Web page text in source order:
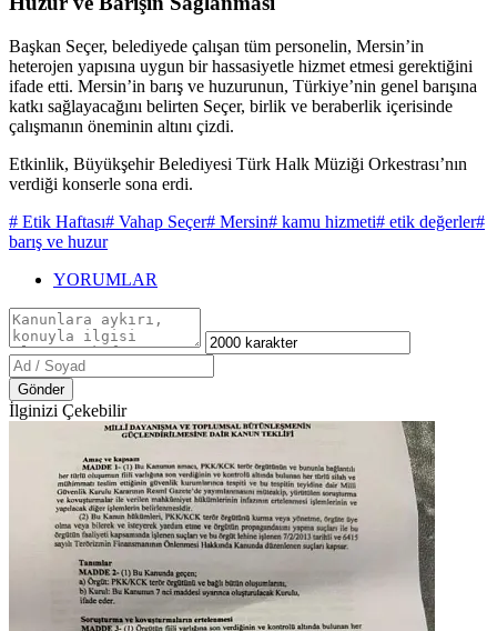
Başkan Seçer, belediyede çalışan tüm personelin, Mersin’in
heterojen yapısına uygun bir hassasiyetle hizmet etmesi gerektiğini
ifade etti. Mersin’in barış ve huzurunun, Türkiye’nin genel barışına
katkı sağlayacağını belirten Seçer, birlik ve beraberlik içerisinde
çalışmanın öneminin altını çizdi.
Etkinlik, Büyükşehir Belediyesi Türk Halk Müziği Orkestrası’nın
verdiği konserle sona erdi.
# Etik Haftası# Vahap Seçer# Mersin# kamu hizmeti# etik değerler#
barış ve huzur
YORUMLAR
Gönder
İlginizi Çekebilir